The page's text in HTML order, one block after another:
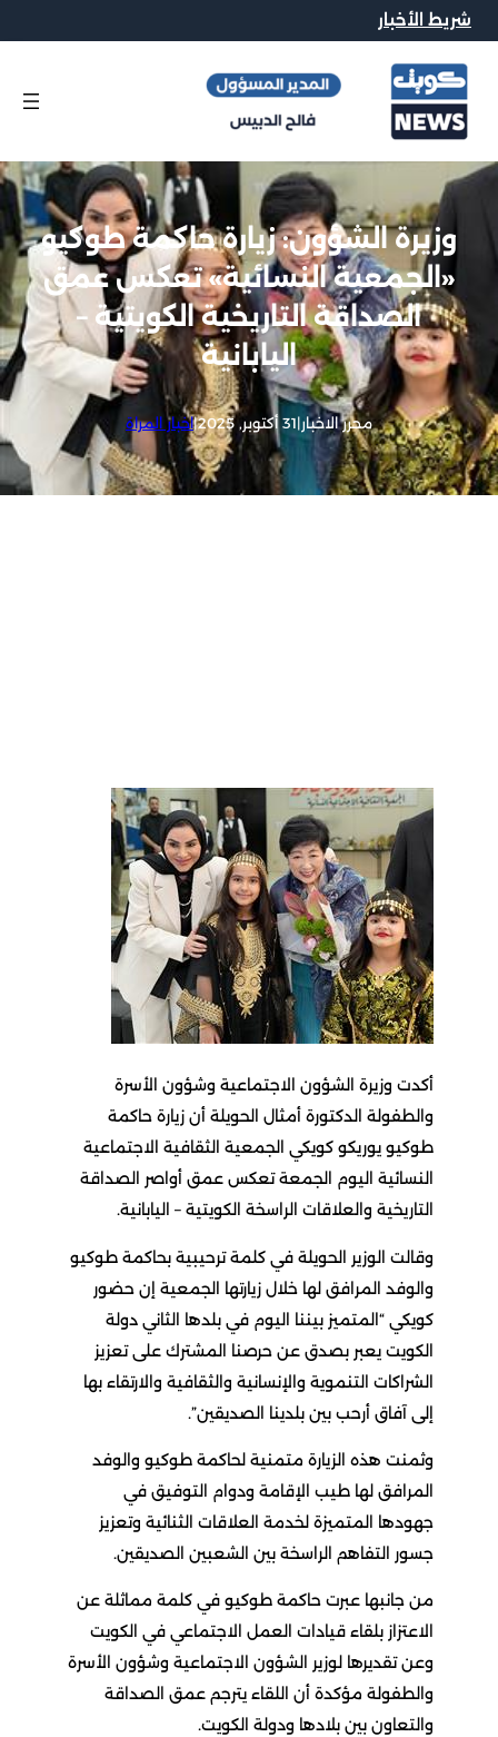
شريط الأخبار
وزيرة الشؤون: زيارة حاكمة طوكيو
«الجمعية النسائية» تعكس عمق
الصداقة التاريخية الكويتية –
اليابانية
محرر الاخبار|31 أكتوبر, 2025 |اخبار المراة
أكدت وزيرة الشؤون الاجتماعية وشؤون الأسرة
والطفولة الدكتورة أمثال الحويلة أن زيارة حاكمة
طوكيو يوريكو كويكي الجمعية الثقافية الاجتماعية
النسائية اليوم الجمعة تعكس عمق أواصر الصداقة
التاريخية والعلاقات الراسخة الكويتية – اليابانية.
وقالت الوزير الحويلة في كلمة ترحيبية بحاكمة طوكيو
والوفد المرافق لها خلال زيارتها الجمعية إن حضور
كويكي “المتميز بيننا اليوم في بلدها الثاني دولة
الكويت يعبر بصدق عن حرصنا المشترك على تعزيز
الشراكات التنموية والإنسانية والثقافية والارتقاء بها
إلى آفاق أرحب بين بلدينا الصديقين”.
وثمنت هذه الزيارة متمنية لحاكمة طوكيو والوفد
المرافق لها طيب الإقامة ودوام التوفيق في
جهودها المتميزة لخدمة العلاقات الثنائية وتعزيز
جسور التفاهم الراسخة بين الشعبين الصديقين.
من جانبها عبرت حاكمة طوكيو في كلمة مماثلة عن
الاعتزاز بلقاء قيادات العمل الاجتماعي في الكويت
وعن تقديرها لوزير الشؤون الاجتماعية وشؤون الأسرة
والطفولة مؤكدة أن اللقاء يترجم عمق الصداقة
والتعاون بين بلادها ودولة الكويت.